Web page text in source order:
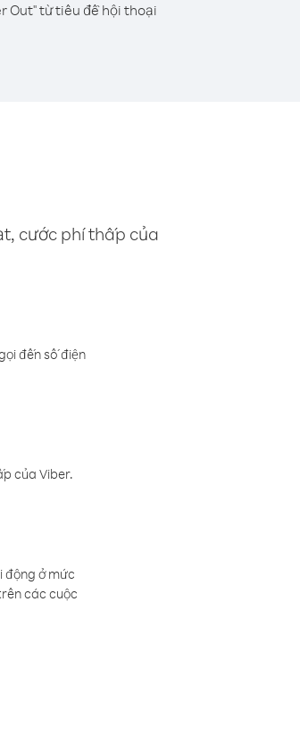
Out" từ tiêu đề hội thoại
cước phí thấp của
đến số điện
của Viber.
động ở mức
các cuộc